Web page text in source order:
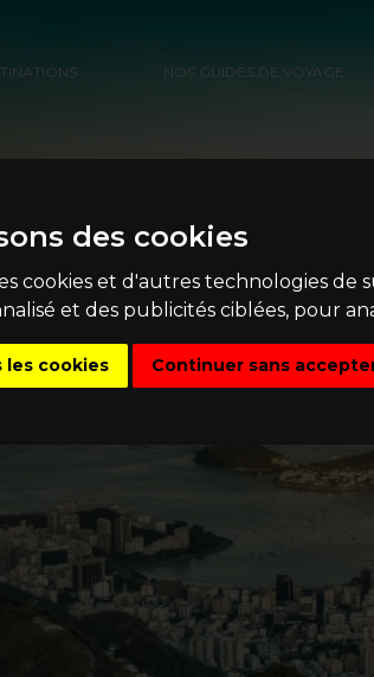
des cookies
cookies et d'autres technologies
et des publicités ciblées, pour
les cookies Continuer sans
NOS GUIDES DE VOYAGE